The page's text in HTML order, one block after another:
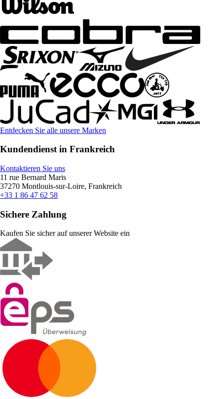
Entdecken Sie alle unsere Marken
Kundendienst in Frankreich
Kontaktieren Sie uns
11 rue Bernard Maris
37270 Montlouis-sur-Loire, Frankreich
+33 1 86 47 62 58
Sichere Zahlung
Kaufen Sie sicher auf unserer Website ein